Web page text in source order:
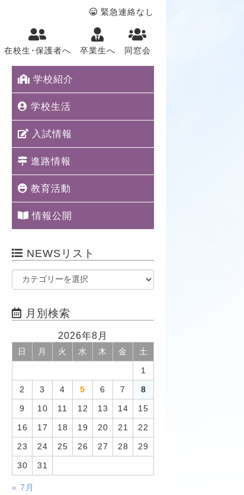
緊急連絡なし
在校生･保護者へ 卒業生へ 同窓会
学校紹介
学校生活
入試情報
進路情報
教育活動
情報公開
NEWSリスト
月別検索
2026年8月
日 月 火 水 木 金 土
1
2 3 4 5 6 7 8
9 10 11 12 13 14 15
16 17 18 19 20 21 22
23 24 25 26 27 28 29
30 31
« 7月